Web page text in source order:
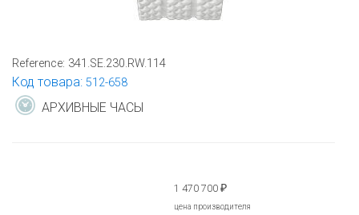
Reference: 341.SE.230.RW.114
Код товара: 512-658
АРХИВНЫЕ ЧАСЫ
1 470 700 ₽
цена производителя